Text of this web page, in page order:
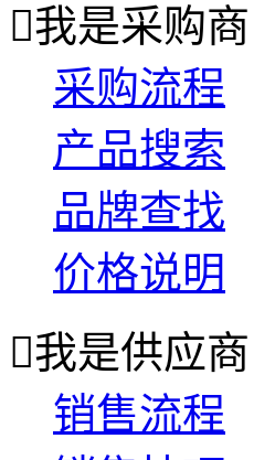
我是采购商
采购流程
产品搜索
品牌查找
价格说明
我是供应商
销售流程